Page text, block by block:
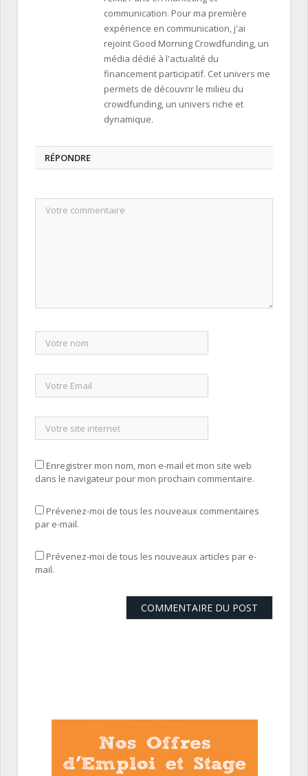
communication. Pour ma première
expérience en communication, j'ai
rejoint Good Morning Crowdfunding, un
média dédié à l'actualité du
financement participatif. Cet univers me
permets de découvrir le milieu du
crowdfunding, un univers riche et
dynamique.
RÉPONDRE
Enregistrer mon nom, mon e-mail et mon site web
dans le navigateur pour mon prochain commentaire.
Prévenez-moi de tous les nouveaux commentaires
par e-mail.
Prévenez-moi de tous les nouveaux articles par e-
mail.